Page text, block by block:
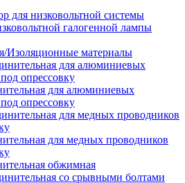
для низковольтной системы
галогенной лампы
Изоляционные материалы
для алюминиевых
опрессовку
для медных проводников
обжимная